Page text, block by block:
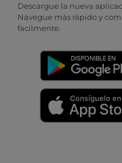
Descargue la nueva
Navegue más rápido y
facilmente.